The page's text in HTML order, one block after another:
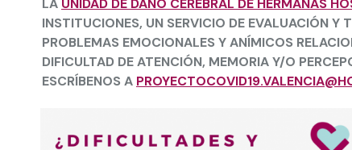
LA UNIDAD DE DAÑO CEREBRAL DE HERMANAS
INSTITUCIONES, UN SERVICIO DE EVALUACIÓN Y
PROBLEMAS EMOCIONALES Y ANÍMICOS
DIFICULTAD DE ATENCIÓN, MEMORIA Y/O
ESCRÍBENOS A